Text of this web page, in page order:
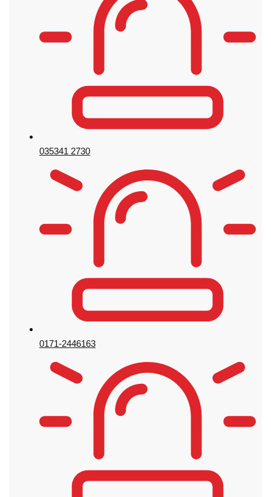
035341 2730
0171-2446163